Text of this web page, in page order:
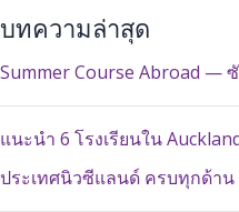
บทความล่าสุด
Summer Course Abroad —
แนะนำ 6 โรงเรียนใน
ประเทศนิวซีแลนด์ ครบทุกด้าน